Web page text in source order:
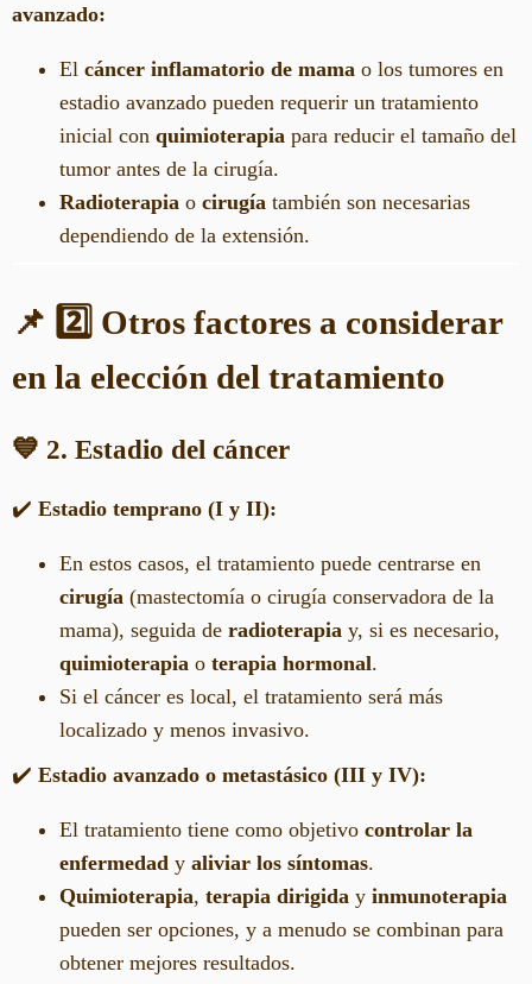
avanzado:
El cáncer inflamatorio de mama o los tumores en
estadio avanzado pueden requerir un tratamiento
inicial con quimioterapia para reducir el tamaño del
tumor antes de la cirugía.
Radioterapia o cirugía también son necesarias
dependiendo de la extensión.
📌 2️⃣ Otros factores a considerar
en la elección del tratamiento
💙 2. Estadio del cáncer
✔️ Estadio temprano (I y II):
En estos casos, el tratamiento puede centrarse en
cirugía (mastectomía o cirugía conservadora de la
mama), seguida de radioterapia y, si es necesario,
quimioterapia o terapia hormonal.
Si el cáncer es local, el tratamiento será más
localizado y menos invasivo.
✔️ Estadio avanzado o metastásico (III y IV):
El tratamiento tiene como objetivo controlar la
enfermedad y aliviar los síntomas.
Quimioterapia, terapia dirigida y inmunoterapia
pueden ser opciones, y a menudo se combinan para
obtener mejores resultados.